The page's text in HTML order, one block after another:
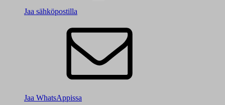
Jaa sähköpostilla
Jaa WhatsAppissa